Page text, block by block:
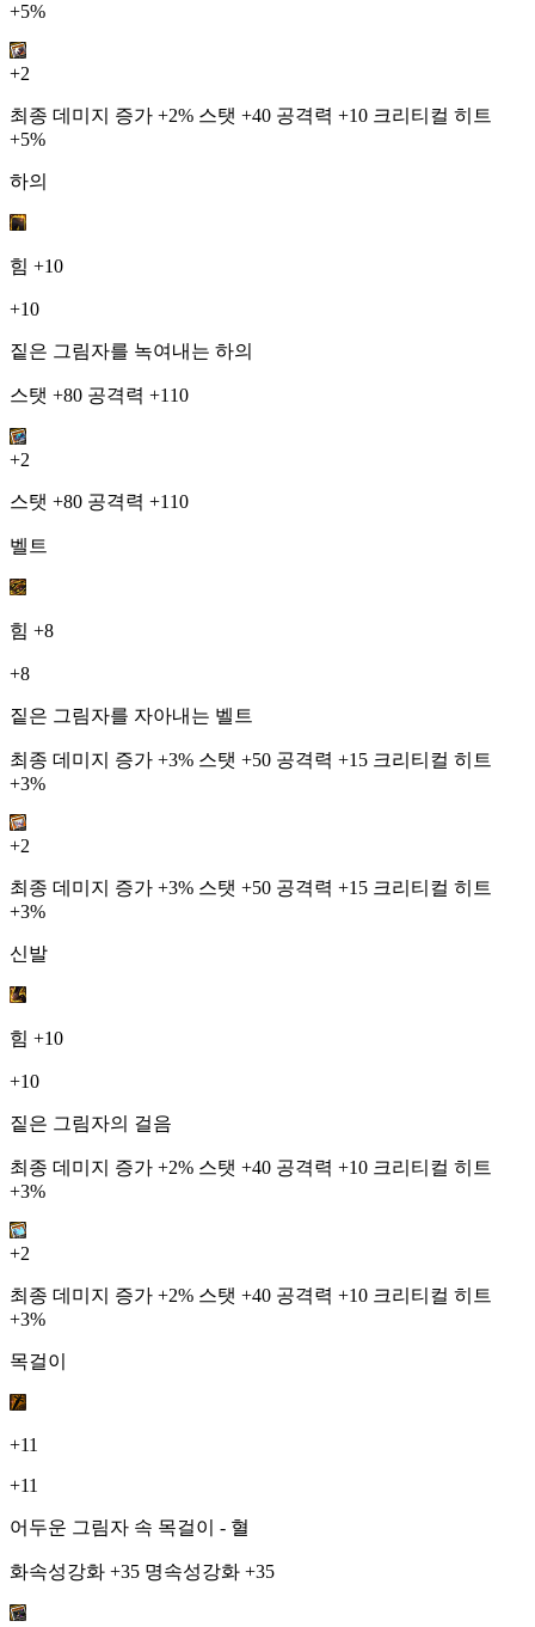
+5%
+2
최종 데미지 증가 +2% 스탯 +40 공격력 +10 크리티컬 히트
+5%
하의
힘 +10
+10
짙은 그림자를 녹여내는 하의
스탯 +80 공격력 +110
+2
스탯 +80 공격력 +110
벨트
힘 +8
+8
짙은 그림자를 자아내는 벨트
최종 데미지 증가 +3% 스탯 +50 공격력 +15 크리티컬 히트
+3%
+2
최종 데미지 증가 +3% 스탯 +50 공격력 +15 크리티컬 히트
+3%
신발
힘 +10
+10
짙은 그림자의 걸음
최종 데미지 증가 +2% 스탯 +40 공격력 +10 크리티컬 히트
+3%
+2
최종 데미지 증가 +2% 스탯 +40 공격력 +10 크리티컬 히트
+3%
목걸이
+11
+11
어두운 그림자 속 목걸이 - 혈
화속성강화 +35 명속성강화 +35